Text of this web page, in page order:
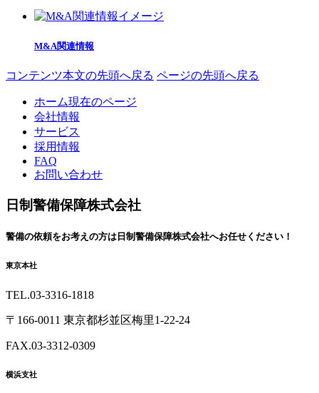
M&A関連情報
コンテンツ本文の先頭へ戻る ページの先頭へ戻る
ホーム現在のページ
会社情報
サービス
採用情報
FAQ
お問い合わせ
日制警備保障株式会社
警備の依頼をお考えの方は 日制警備保障株式会社へお任せください！
東京本社
TEL.03-3316-1818
〒166-0011 東京都杉並区梅里1-22-24
FAX.03-3312-0309
横浜支社